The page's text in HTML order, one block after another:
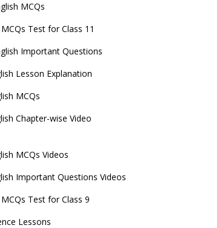
MCQs
Test for Class 11
Important Questions
Lesson Explanation
MCQs
Chapter-wise Video
MCQs Videos
Important Questions Videos
Test for Class 9
Lessons